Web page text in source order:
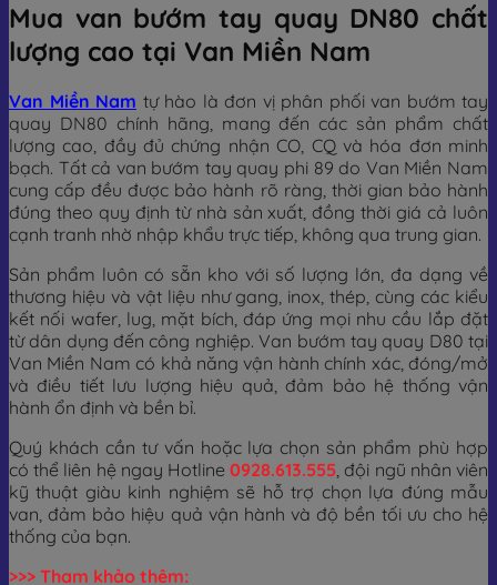
Mua van bướm tay quay DN80 chất
lượng cao tại Van Miền Nam
Van Miền Nam tự hào là đơn vị phân phối van bướm tay
quay DN80 chính hãng, mang đến các sản phẩm chất
lượng cao, đầy đủ chứng nhận CO, CQ và hóa đơn minh
bạch. Tất cả van bướm tay quay phi 89 do Van Miền Nam
cung cấp đều được bảo hành rõ ràng, thời gian bảo hành
đúng theo quy định từ nhà sản xuất, đồng thời giá cả luôn
cạnh tranh nhờ nhập khẩu trực tiếp, không qua trung gian.
Sản phẩm luôn có sẵn kho với số lượng lớn, đa dạng về
thương hiệu và vật liệu như gang, inox, thép, cùng các kiểu
kết nối wafer, lug, mặt bích, đáp ứng mọi nhu cầu lắp đặt
từ dân dụng đến công nghiệp. Van bướm tay quay D80 tại
Van Miền Nam có khả năng vận hành chính xác, đóng/mở
và điều tiết lưu lượng hiệu quả, đảm bảo hệ thống vận
hành ổn định và bền bỉ.
Quý khách cần tư vấn hoặc lựa chọn sản phẩm phù hợp
có thể liên hệ ngay Hotline0928.613.555, đội ngũ nhân viên
kỹ thuật giàu kinh nghiệm sẽ hỗ trợ chọn lựa đúng mẫu
van, đảm bảo hiệu quả vận hành và độ bền tối ưu cho hệ
thống của bạn.
>>> Tham khảo thêm: